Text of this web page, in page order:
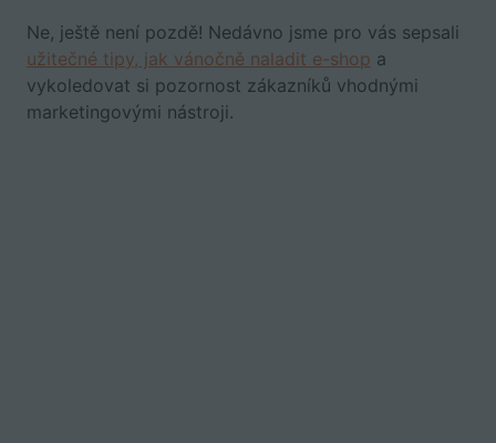
Ne, ještě není pozdě! Nedávno jsme pro vás sepsali
užitečné tipy, jak vánočně naladit e-shop a
vykoledovat si pozornost zákazníků vhodnými
marketingovými nástroji.